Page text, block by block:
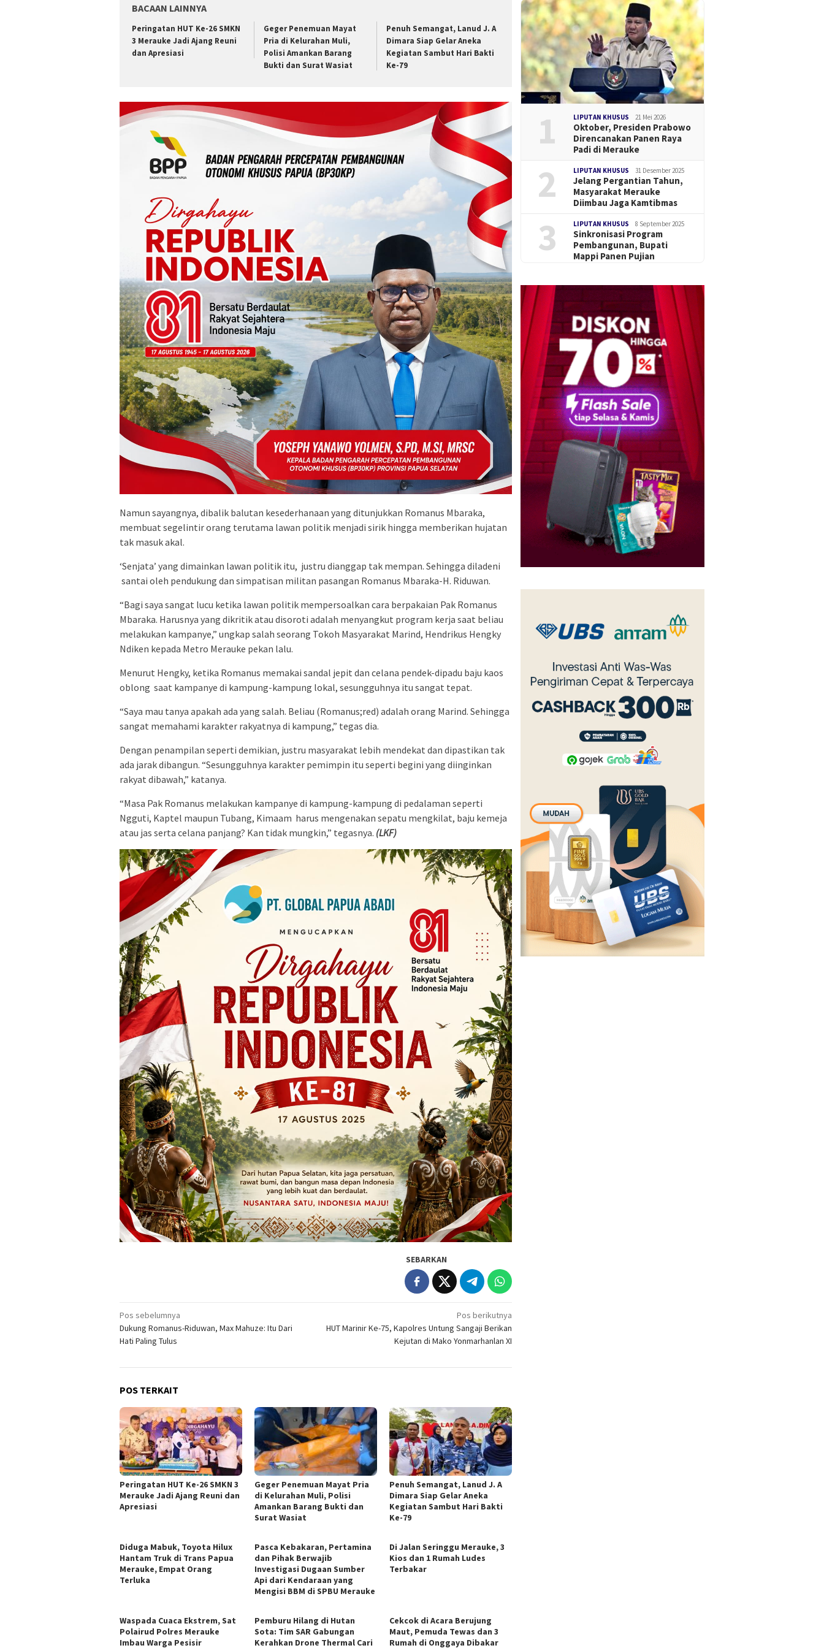
BACAAN LAINNYA
Peringatan HUT Ke-26 SMKN
3 Merauke Jadi Ajang Reuni
dan Apresiasi
Geger Penemuan Mayat
Pria di Kelurahan Muli,
Polisi Amankan Barang
Bukti dan Surat Wasiat
Penuh Semangat, Lanud J. A
Dimara Siap Gelar Aneka
Kegiatan Sambut Hari Bakti
Ke-79
Namun sayangnya, dibalik balutan kesederhanaan yang ditunjukkan Romanus Mbaraka,
membuat segelintir orang terutama lawan politik menjadi sirik hingga memberikan hujatan
tak masuk akal.
‘Senjata’ yang dimainkan lawan politik itu, justru dianggap tak mempan. Sehingga diladeni
santai oleh pendukung dan simpatisan militan pasangan Romanus Mbaraka-H. Riduwan.
“Bagi saya sangat lucu ketika lawan politik mempersoalkan cara berpakaian Pak Romanus
Mbaraka. Harusnya yang dikritik atau disoroti adalah menyangkut program kerja saat beliau
melakukan kampanye,” ungkap salah seorang Tokoh Masyarakat Marind, Hendrikus Hengky
Ndiken kepada Metro Merauke pekan lalu.
Menurut Hengky, ketika Romanus memakai sandal jepit dan celana pendek-dipadu baju kaos
oblong saat kampanye di kampung-kampung lokal, sesungguhnya itu sangat tepat.
“Saya mau tanya apakah ada yang salah. Beliau (Romanus;red) adalah orang Marind. Sehingga
sangat memahami karakter rakyatnya di kampung,” tegas dia.
Dengan penampilan seperti demikian, justru masyarakat lebih mendekat dan dipastikan tak
ada jarak dibangun. “Sesungguhnya karakter pemimpin itu seperti begini yang diinginkan
rakyat dibawah,” katanya.
“Masa Pak Romanus melakukan kampanye di kampung-kampung di pedalaman seperti
Ngguti, Kaptel maupun Tubang, Kimaam harus mengenakan sepatu mengkilat, baju kemeja
atau jas serta celana panjang? Kan tidak mungkin,” tegasnya. (LKF)
SEBARKAN
Navigasi
pos
Pos sebelumnya
Dukung Romanus-Riduwan, Max Mahuze: Itu Dari
Hati Paling Tulus
Pos berikutnya
HUT Marinir Ke-75, Kapolres Untung Sangaji Berikan
Kejutan di Mako Yonmarhanlan XI
POS TERKAIT
Peringatan HUT Ke-26 SMKN 3
Merauke Jadi Ajang Reuni dan
Apresiasi
Geger Penemuan Mayat Pria
di Kelurahan Muli, Polisi
Amankan Barang Bukti dan
Surat Wasiat
Penuh Semangat, Lanud J. A
Dimara Siap Gelar Aneka
Kegiatan Sambut Hari Bakti
Ke-79
Diduga Mabuk, Toyota Hilux
Hantam Truk di Trans Papua
Merauke, Empat Orang
Terluka
Pasca Kebakaran, Pertamina
dan Pihak Berwajib
Investigasi Dugaan Sumber
Api dari Kendaraan yang
Mengisi BBM di SPBU Merauke
Di Jalan Seringgu Merauke, 3
Kios dan 1 Rumah Ludes
Terbakar
Waspada Cuaca Ekstrem, Sat
Polairud Polres Merauke
Imbau Warga Pesisir
Pemburu Hilang di Hutan
Sota: Tim SAR Gabungan
Kerahkan Drone Thermal Cari
Cekcok di Acara Berujung
Maut, Pemuda Tewas dan 3
Rumah di Onggaya Dibakar
1 LIPUTAN KHUSUS 21 Mei 2026
Oktober, Presiden Prabowo
Direncanakan Panen Raya
Padi di Merauke
2 LIPUTAN KHUSUS 31 Desember 2025
Jelang Pergantian Tahun,
Masyarakat Merauke
Diimbau Jaga Kamtibmas
3 LIPUTAN KHUSUS 8 September 2025
Sinkronisasi Program
Pembangunan, Bupati
Mappi Panen Pujian